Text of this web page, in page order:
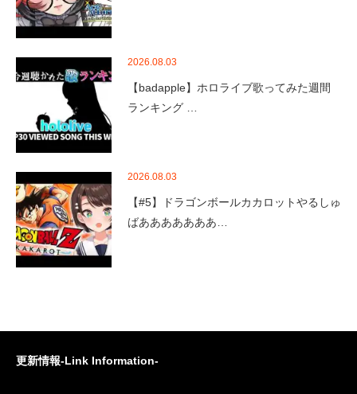
2026.08.03
【badapple】ホロライブ歌ってみた週間
ランキング …
2026.08.03
【#5】ドラゴンボールカカロットやるしゅ
ばあああああああ…
更新情報-Link Information-